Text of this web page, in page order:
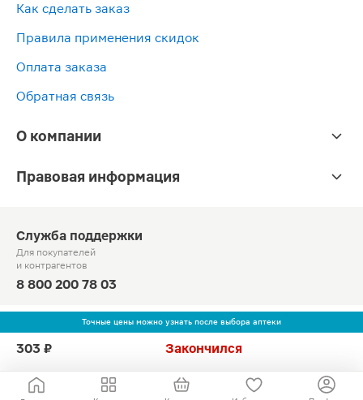
Точные цены можно узнать после выбора аптеки
303 ₽ Закончился
Как сделать заказ
Правила применения скидок
Оплата заказа
Обратная связь
О компании
Правовая информация
Служба поддержки
Для покупателей
и контрагентов
8 800 200 78 03
Круглосуточно, звонок по России бесплатный
2010-2026 АО «Тандер»